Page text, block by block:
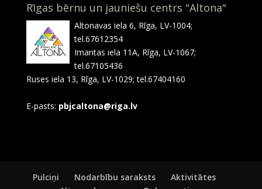
Rīgas bērnu un jauniešu centrs "Altona"
Altonavas iela 6, Rīga, LV-1004;
tel.67612354
Imantas iela 11A, Rīga, LV-1067;
tel.67105436
Ruses iela 13, Rīga, LV-1029; tel.67404160
E-pasts: pbjcaltona@riga.lv
Pulciņi Nodarbību saraksts
Aktivitātes